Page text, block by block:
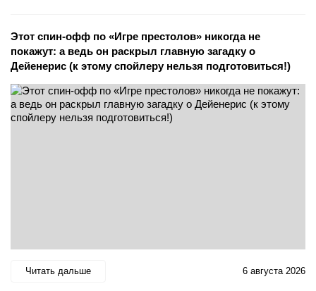
Этот спин-офф по «Игре престолов» никогда не
покажут: а ведь он раскрыл главную загадку о
Дейенерис (к этому спойлеру нельзя подготовиться!)
Читать дальше 6 августа 2026